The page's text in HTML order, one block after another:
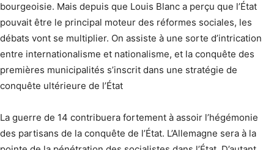
bourgeoisie. Mais depuis que Louis Blanc a perçu que l’État
pouvait être le principal moteur des réformes sociales, les
débats vont se multiplier. On assiste à une sorte d’intrication
entre internationalisme et nationalisme, et la conquête des
premières municipalités s’inscrit dans une stratégie de
conquête ultérieure de l’État
La guerre de 14 contribuera fortement à assoir l’hégémonie
des partisans de la conquête de l’État. L’Allemagne sera à la